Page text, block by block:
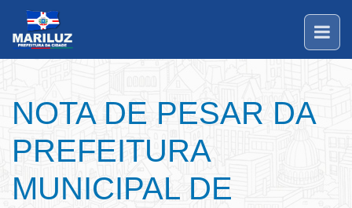
NOTA DE PESAR DA
PREFEITURA
MUNICIPAL DE